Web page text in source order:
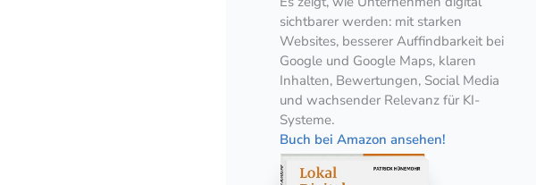
sichtbarer werden: mit starken
Websites, besserer Auffindbarkeit bei
Google und Google Maps, klaren
Inhalten, Bewertungen, Social Media
und wachsender Relevanz für KI-
Systeme.
Buch bei Amazon ansehen!